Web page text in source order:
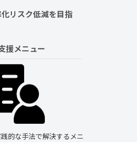
リスク低減を目指
援メニュー
的な手法で解決するメニ